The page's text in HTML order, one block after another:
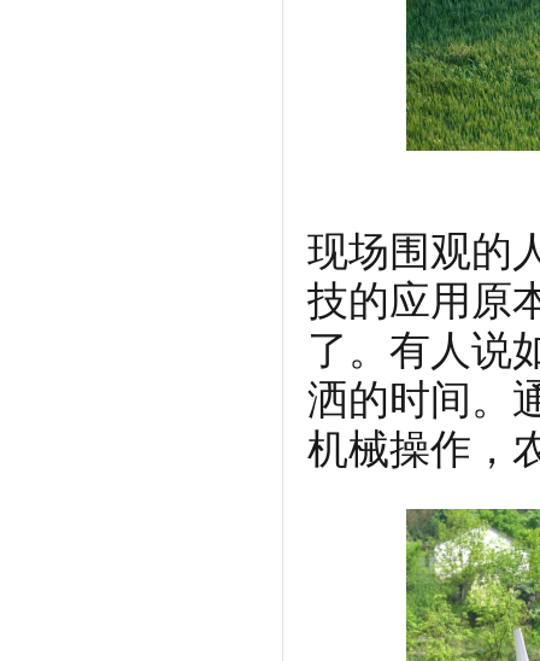
现场围观的
技的应用原
了。有人说
洒的时间。
机械操作，